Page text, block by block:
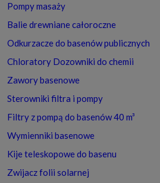
Pompy masaży
Balie drewniane całoroczne
Odkurzacze do basenów publicznych
Chloratory Dozowniki do chemii
Zawory basenowe
Sterowniki filtra i pompy
Filtry z pompą do basenów 40 m³
Wymienniki basenowe
Kije teleskopowe do basenu
Zwijacz folii solarnej